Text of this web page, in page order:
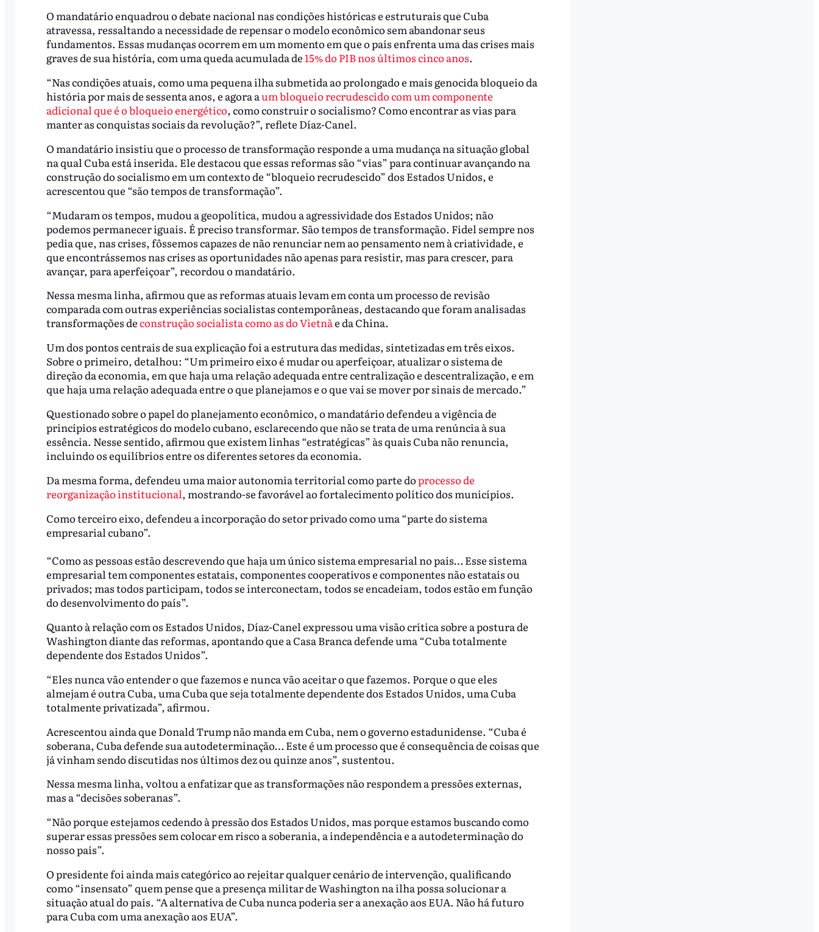
O mandatário enquadrou o debate nacional nas condições históricas e estruturais que Cuba
atravessa, ressaltando a necessidade de repensar o modelo econômico sem abandonar seus
fundamentos. Essas mudanças ocorrem em um momento em que o país enfrenta uma das crises mais
graves de sua história, com uma queda acumulada de15% do PIB nos últimos cinco anos.
“Nas condições atuais, como uma pequena ilha submetida ao prolongado e mais genocida bloqueio da
história por mais de sessenta anos, e agora aum bloqueio recrudescido com um componente
adicional que é o bloqueio energético, como construir o socialismo? Como encontrar as vias para
manter as conquistas sociais da revolução?”, reflete Díaz-Canel.
O mandatário insistiu que o processo de transformação responde a uma mudança na situação global
na qual Cuba está inserida. Ele destacou que essas reformas são “vias” para continuar avançando na
construção do socialismo em um contexto de “bloqueio recrudescido” dos Estados Unidos, e
acrescentou que “são tempos de transformação”.
“Mudaram os tempos, mudou a geopolítica, mudou a agressividade dos Estados Unidos; não
podemos permanecer iguais. É preciso transformar. São tempos de transformação. Fidel sempre nos
pedia que, nas crises, fôssemos capazes de não renunciar nem ao pensamento nem à criatividade, e
que encontrássemos nas crises as oportunidades não apenas para resistir, mas para crescer, para
avançar, para aperfeiçoar”, recordou o mandatário.
Nessa mesma linha, afirmou que as reformas atuais levam em conta um processo de revisão
comparada com outras experiências socialistas contemporâneas, destacando que foram analisadas
transformações deconstrução socialista como as do Vietnãe da China.
Um dos pontos centrais de sua explicação foi a estrutura das medidas, sintetizadas em três eixos.
Sobre o primeiro, detalhou: “Um primeiro eixo é mudar ou aperfeiçoar, atualizar o sistema de
direção da economia, em que haja uma relação adequada entre centralização e descentralização, e em
que haja uma relação adequada entre o que planejamos e o que vai se mover por sinais de mercado.”
Questionado sobre o papel do planejamento econômico, o mandatário defendeu a vigência de
princípios estratégicos do modelo cubano, esclarecendo que não se trata de uma renúncia à sua
essência. Nesse sentido, afirmou que existem linhas “estratégicas” às quais Cuba não renuncia,
incluindo os equilíbrios entre os diferentes setores da economia.
Da mesma forma, defendeu uma maior autonomia territorial como parte doprocesso de
reorganização institucional, mostrando-se favorável ao fortalecimento político dos municípios.
Como terceiro eixo, defendeu a incorporação do setor privado como uma “parte do sistema
empresarial cubano”.
“Como as pessoas estão descrevendo que haja um único sistema empresarial no país… Esse sistema
empresarial tem componentes estatais, componentes cooperativos e componentes não estatais ou
privados; mas todos participam, todos se interconectam, todos se encadeiam, todos estão em função
do desenvolvimento do país”.
Quanto à relação com os Estados Unidos, Díaz-Canel expressou uma visão crítica sobre a postura de
Washington diante das reformas, apontando que a Casa Branca defende uma “Cuba totalmente
dependente dos Estados Unidos”.
“Eles nunca vão entender o que fazemos e nunca vão aceitar o que fazemos. Porque o que eles
almejam é outra Cuba, uma Cuba que seja totalmente dependente dos Estados Unidos, uma Cuba
totalmente privatizada”, afirmou.
Acrescentou ainda que Donald Trump não manda em Cuba, nem o governo estadunidense. “Cuba é
soberana, Cuba defende sua autodeterminação… Este é um processo que é consequência de coisas que
já vinham sendo discutidas nos últimos dez ou quinze anos”, sustentou.
Nessa mesma linha, voltou a enfatizar que as transformações não respondem a pressões externas,
mas a “decisões soberanas”.
“Não porque estejamos cedendo à pressão dos Estados Unidos, mas porque estamos buscando como
superar essas pressões sem colocar em risco a soberania, a independência e a autodeterminação do
nosso país”.
O presidente foi ainda mais categórico ao rejeitar qualquer cenário de intervenção, qualificando
como “insensato” quem pense que a presença militar de Washington na ilha possa solucionar a
situação atual do país. “A alternativa de Cuba nunca poderia ser a anexação aos EUA. Não há futuro
para Cuba com uma anexação aos EUA”.